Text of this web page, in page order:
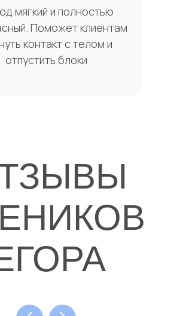
мягкий и полностью
Поможет клиентам
контакт с телом и
отпустить блоки